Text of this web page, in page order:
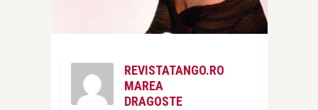
REVISTATANGO.RO
MAREA
DRAGOSTE